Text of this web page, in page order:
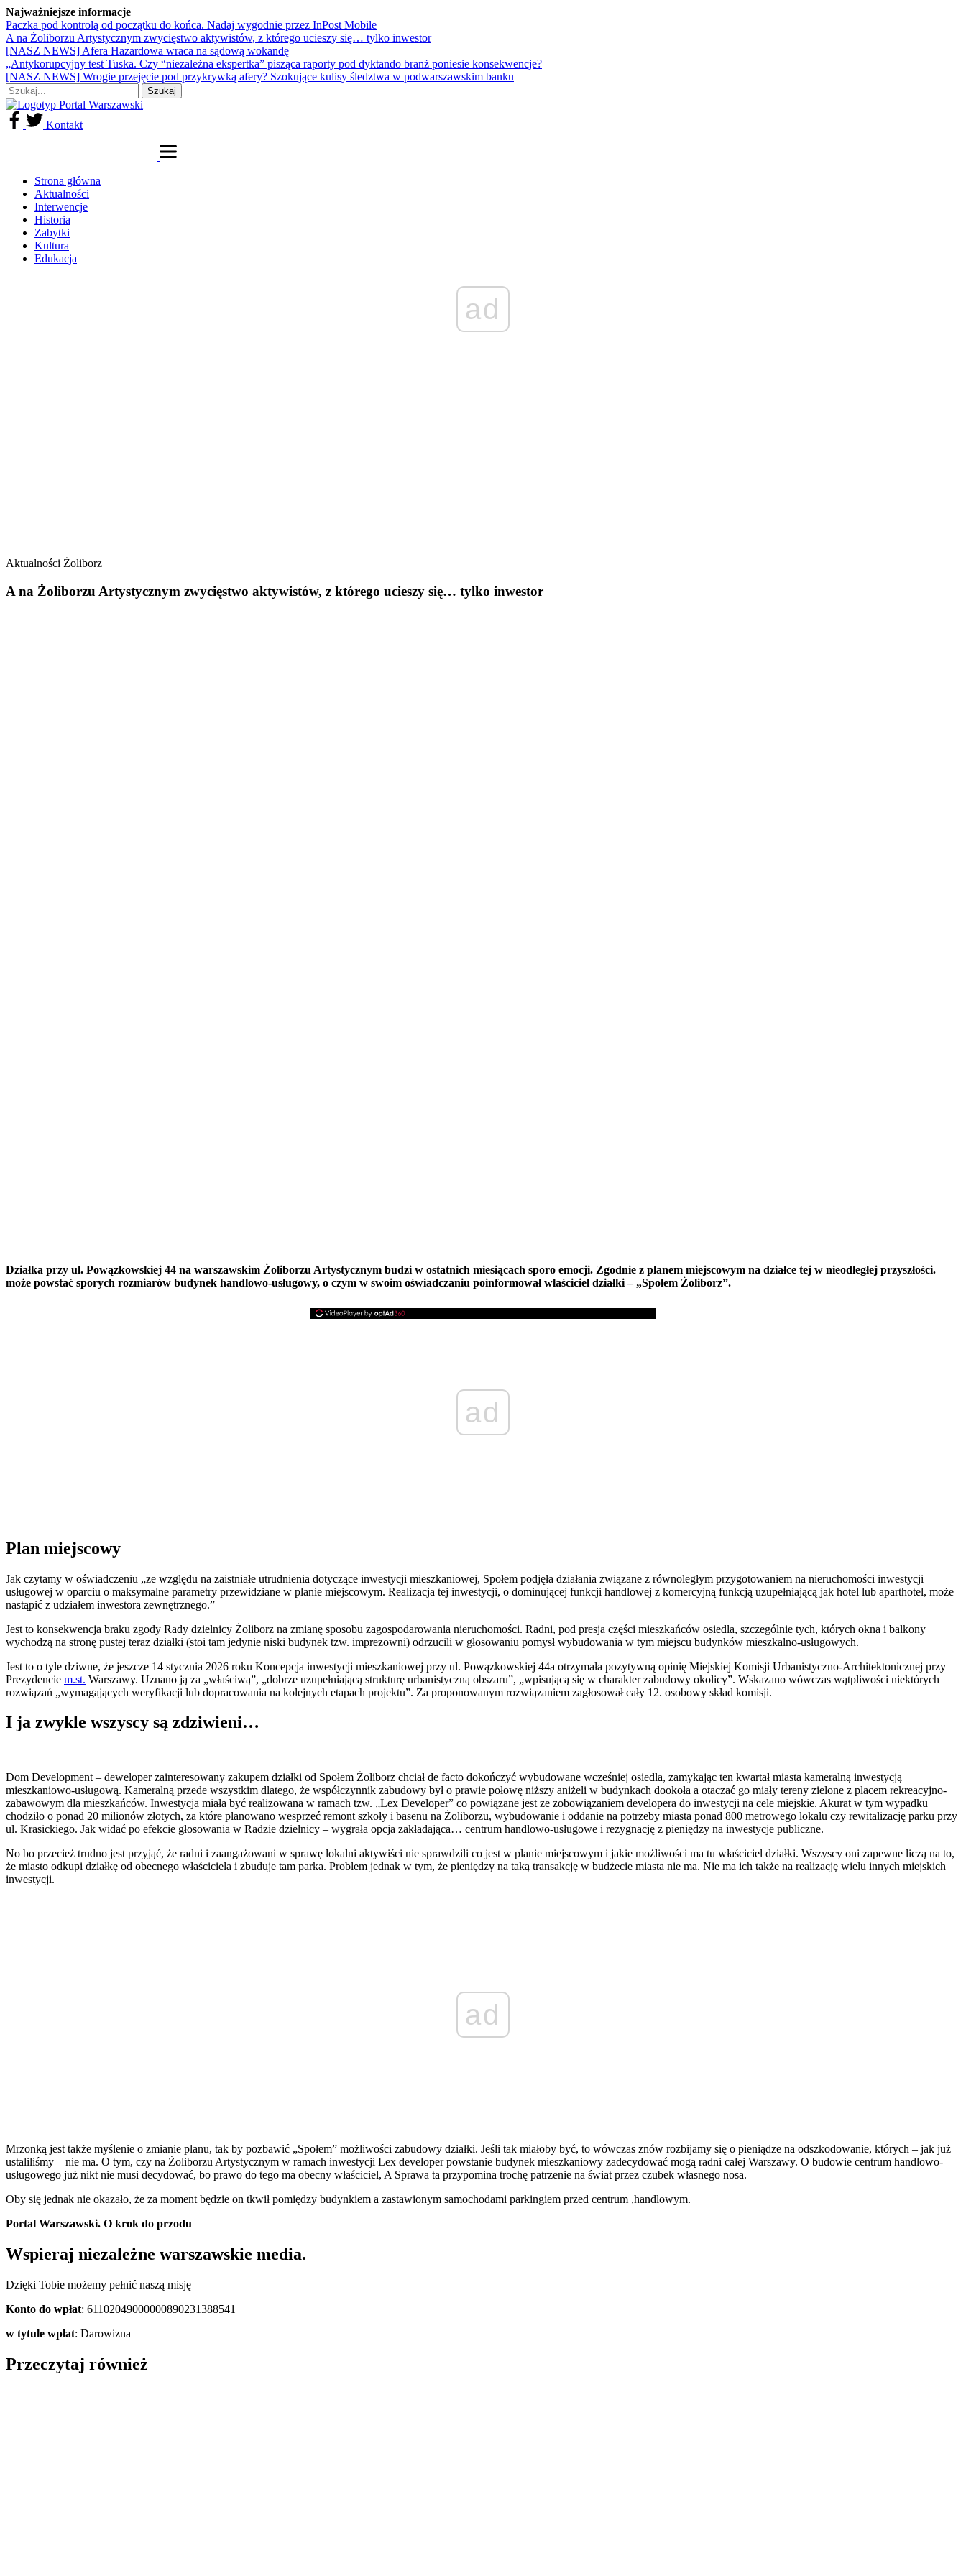
Najważniejsze informacje
Paczka pod kontrolą od początku do końca. Nadaj wygodnie przez InPost Mobile
A na Żoliborzu Artystycznym zwycięstwo aktywistów, z którego ucieszy się… tylko inwestor
[NASZ NEWS] Afera Hazardowa wraca na sądową wokandę
„Antykorupcyjny test Tuska. Czy “niezależna ekspertka” pisząca raporty pod dyktando branż poniesie konsekwencje?
[NASZ NEWS] Wrogie przejęcie pod przykrywką afery? Szokujące kulisy śledztwa w podwarszawskim banku
Kontakt
Strona główna
Aktualności
Interwencje
Historia
Zabytki
Kultura
Edukacja
ad
Aktualności Żoliborz
A na Żoliborzu Artystycznym zwycięstwo aktywistów, z którego ucieszy się… tylko inwestor
Działka przy ul. Powązkowskiej 44 na warszawskim Żoliborzu Artystycznym budzi w ostatnich miesiącach sporo emocji. Zgodnie z planem miejscowym na działce tej w nieodległej przyszłości.
może powstać sporych rozmiarów budynek handlowo-usługowy, o czym w swoim oświadczaniu poinformował właściciel działki – „Społem Żoliborz”.
ad
Plan miejscowy
Jak czytamy w oświadczeniu „ze względu na zaistniałe utrudnienia dotyczące inwestycji mieszkaniowej, Społem podjęła działania związane z równoległym przygotowaniem na nieruchomości inwestycji
usługowej w oparciu o maksymalne parametry przewidziane w planie miejscowym. Realizacja tej inwestycji, o dominującej funkcji handlowej z komercyjną funkcją uzupełniającą jak hotel lub aparthotel, może
nastąpić z udziałem inwestora zewnętrznego.”
Jest to konsekwencja braku zgody Rady dzielnicy Żoliborz na zmianę sposobu zagospodarowania nieruchomości. Radni, pod presja części mieszkańców osiedla, szczególnie tych, których okna i balkony
wychodzą na stronę pustej teraz działki (stoi tam jedynie niski budynek tzw. imprezowni) odrzucili w głosowaniu pomysł wybudowania w tym miejscu budynków mieszkalno-usługowych.
Jest to o tyle dziwne, że jeszcze 14 stycznia 2026 roku Koncepcja inwestycji mieszkaniowej przy ul. Powązkowskiej 44a otrzymała pozytywną opinię Miejskiej Komisji Urbanistyczno-Architektonicznej przy
Prezydencie m.st. Warszawy. Uznano ją za „właściwą”, „dobrze uzupełniającą strukturę urbanistyczną obszaru”, „wpisującą się w charakter zabudowy okolicy”. Wskazano wówczas wątpliwości niektórych
rozwiązań „wymagających weryfikacji lub dopracowania na kolejnych etapach projektu”. Za proponowanym rozwiązaniem zagłosował cały 12. osobowy skład komisji.
I ja zwykle wszyscy są zdziwieni…
Dom Development – deweloper zainteresowany zakupem działki od Społem Żoliborz chciał de facto dokończyć wybudowane wcześniej osiedla, zamykając ten kwartał miasta kameralną inwestycją
mieszkaniowo-usługową. Kameralną przede wszystkim dlatego, że współczynnik zabudowy był o prawie połowę niższy aniżeli w budynkach dookoła a otaczać go miały tereny zielone z placem rekreacyjno-
zabawowym dla mieszkańców. Inwestycja miała być realizowana w ramach tzw. „Lex Developer” co powiązane jest ze zobowiązaniem developera do inwestycji na cele miejskie. Akurat w tym wypadku
chodziło o ponad 20 milionów złotych, za które planowano wesprzeć remont szkoły i basenu na Żoliborzu, wybudowanie i oddanie na potrzeby miasta ponad 800 metrowego lokalu czy rewitalizację parku przy
ul. Krasickiego. Jak widać po efekcie głosowania w Radzie dzielnicy – wygrała opcja zakładająca… centrum handlowo-usługowe i rezygnację z pieniędzy na inwestycje publiczne.
No bo przecież trudno jest przyjąć, że radni i zaangażowani w sprawę lokalni aktywiści nie sprawdzili co jest w planie miejscowym i jakie możliwości ma tu właściciel działki. Wszyscy oni zapewne liczą na to,
że miasto odkupi działkę od obecnego właściciela i zbuduje tam parka. Problem jednak w tym, że pieniędzy na taką transakcję w budżecie miasta nie ma. Nie ma ich także na realizację wielu innych miejskich
inwestycji.
ad
Mrzonką jest także myślenie o zmianie planu, tak by pozbawić „Społem” możliwości zabudowy działki. Jeśli tak miałoby być, to wówczas znów rozbijamy się o pieniądze na odszkodowanie, których – jak już
ustaliliśmy – nie ma. O tym, czy na Żoliborzu Artystycznym w ramach inwestycji Lex developer powstanie budynek mieszkaniowy zadecydować mogą radni całej Warszawy. O budowie centrum handlowo-
usługowego już nikt nie musi decydować, bo prawo do tego ma obecny właściciel, A Sprawa ta przypomina trochę patrzenie na świat przez czubek własnego nosa.
Oby się jednak nie okazało, że za moment będzie on tkwił pomiędzy budynkiem a zastawionym samochodami parkingiem przed centrum ,handlowym.
Portal Warszawski. O krok do przodu
Wspieraj niezależne warszawskie media.
Dzięki Tobie możemy pełnić naszą misję
Konto do wpłat: 61102049000000890231388541
w tytule wpłat: Darowizna
Przeczytaj również